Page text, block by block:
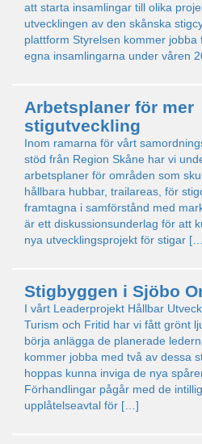
att starta insamlingar till olika
utvecklingen av den skånska
plattform Styrelsen kommer
egna insamlingarna under våren
Arbetsplaner för mer
stigutveckling
Inom ramarna för vårt
stöd från Region Skåne har vi
arbetsplaner för områden som
hållbara hubbar, trailareas, för
framtagna i samförstånd med
är ett diskussionsunderlag för att
nya utvecklingsprojekt för stigar
Stigbyggen i Sjöbo
I vårt Leaderprojekt Hållbar
Turism och Fritid har vi fått grönt
börja anlägga de planerade
kommer jobba med två av dessa
hoppas kunna inviga de nya
Förhandlingar pågår med de
upplåtelseavtal för […]